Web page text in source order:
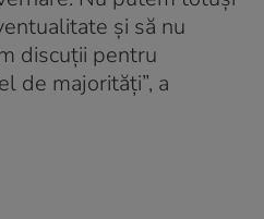
şi să nu
discuţii pentru
de majorităţi”, a